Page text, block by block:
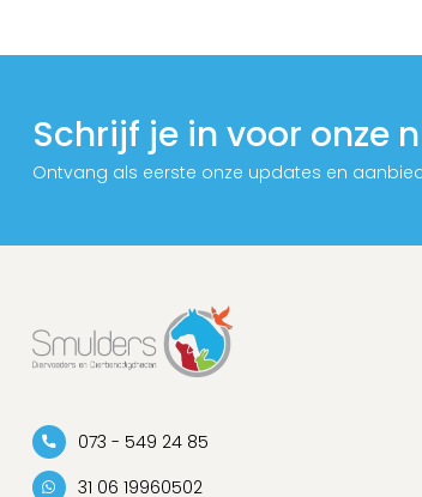
Schrijf je in voor onze
Ontvang als eerste onze updates en
073 - 549 24 85
31 06 19960502